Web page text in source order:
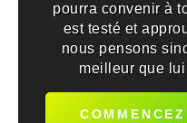
pourra convenir à
est testé et
nous pensons
meilleur que